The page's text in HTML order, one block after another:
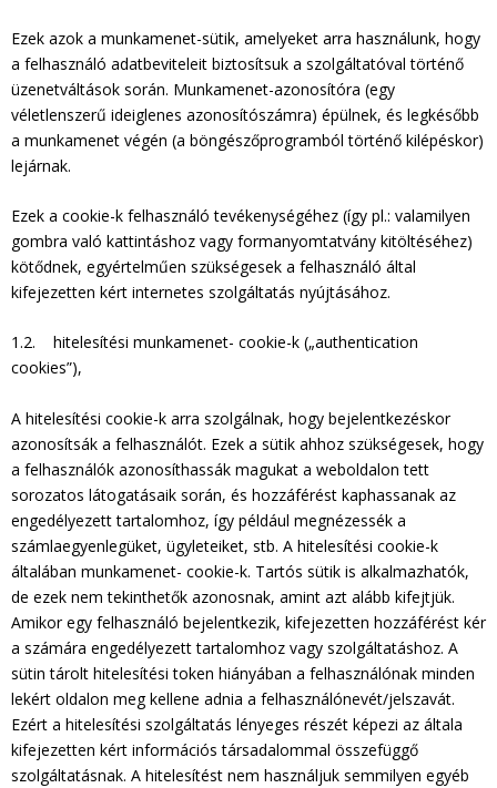
Ezek azok a munkamenet-sütik, amelyeket arra használunk, hogy
a felhasználó adatbeviteleit biztosítsuk a szolgáltatóval történő
üzenetváltások során. Munkamenet-azonosítóra (egy
véletlenszerű ideiglenes azonosítószámra) épülnek, és legkésőbb
a munkamenet végén (a böngészőprogramból történő kilépéskor)
lejárnak.
Ezek a cookie-k felhasználó tevékenységéhez (így pl.: valamilyen
gombra való kattintáshoz vagy formanyomtatvány kitöltéséhez)
kötődnek, egyértelműen szükségesek a felhasználó által
kifejezetten kért internetes szolgáltatás nyújtásához.
1.2. hitelesítési munkamenet- cookie-k („authentication
cookies”),
A hitelesítési cookie-k arra szolgálnak, hogy bejelentkezéskor
azonosítsák a felhasználót. Ezek a sütik ahhoz szükségesek, hogy
a felhasználók azonosíthassák magukat a weboldalon tett
sorozatos látogatásaik során, és hozzáférést kaphassanak az
engedélyezett tartalomhoz, így például megnézessék a
számlaegyenlegüket, ügyleteiket, stb. A hitelesítési cookie-k
általában munkamenet- cookie-k. Tartós sütik is alkalmazhatók,
de ezek nem tekinthetők azonosnak, amint azt alább kifejtjük.
Amikor egy felhasználó bejelentkezik, kifejezetten hozzáférést kér
a számára engedélyezett tartalomhoz vagy szolgáltatáshoz. A
sütin tárolt hitelesítési token hiányában a felhasználónak minden
lekért oldalon meg kellene adnia a felhasználónevét/jelszavát.
Ezért a hitelesítési szolgáltatás lényeges részét képezi az általa
kifejezetten kért információs társadalommal összefüggő
szolgáltatásnak. A hitelesítést nem használjuk semmilyen egyéb